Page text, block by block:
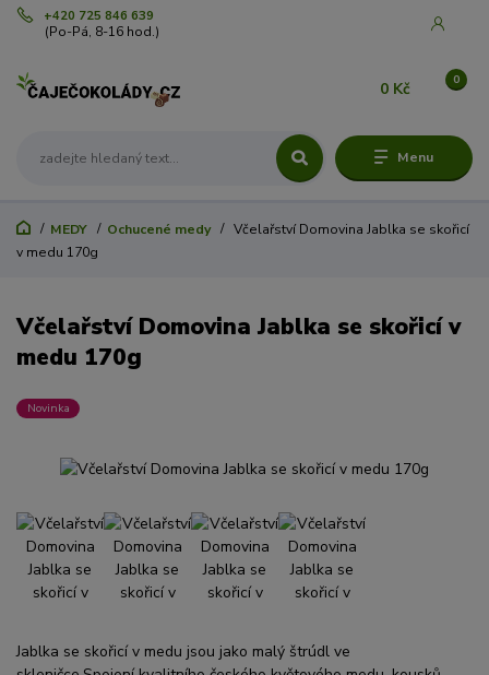
Menu
+420 725 846 639
(Po-Pá, 8-16 hod.)
0
0 Kč
MEDY Ochucené medy
Včelařství Domovina Jablka se skořicí
v medu 170g
Včelařství Domovina Jablka se skořicí v
medu 170g
Novinka
Jablka se skořicí v medu jsou jako malý štrúdl ve